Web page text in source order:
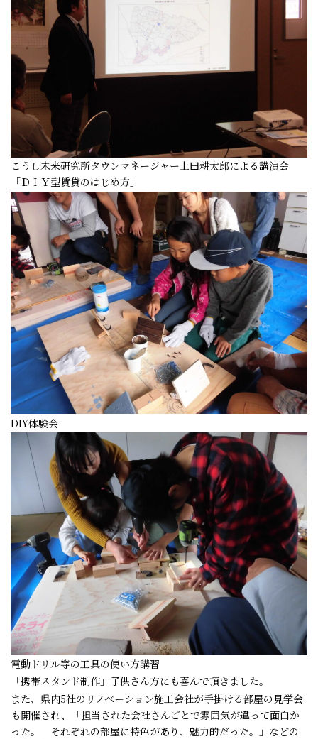
こうし未来研究所タウンマネージャー上田耕太郎による講演会
「ＤＩＹ型賃貸のはじめ方」
DIY体験会
電動ドリル等の工具の使い方講習
「携帯スタンド制作」子供さん方にも喜んで頂きました。
また、県内5社のリノベーション施工会社が手掛ける部屋の見学会
も開催され、「担当された会社さんごとで雰囲気が違って面白か
った。 それぞれの部屋に特色があり、魅力的だった。」などの